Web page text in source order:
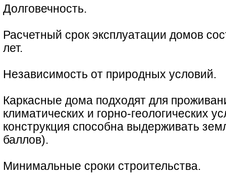
Долговечность.
Расчетный срок эксплуатации домов
лет.
Независимость от природных условий.
Каркасные дома подходят для
климатических и горно-геологических
конструкция способна выдерживать
баллов).
Минимальные сроки строительства.